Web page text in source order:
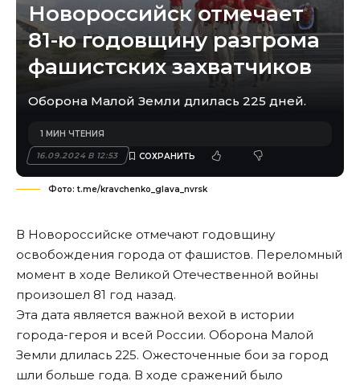
Новороссийск отмечает
81-ю годовщину разгрома
фашистских захватчиков
Оборона Малой Земли длилась 225 дней.
16.09.2024 В 12:53
1 МИН ЧТЕНИЯ
Фото: t.me/kravchenko_glava_nvrsk
В Новороссийске отмечают годовщину
освобождения города от фашистов. Переломный
момент в ходе Великой Отечественной войны
произошел 81 год назад.
Эта дата является важной вехой в истории
города-героя и всей России. Оборона Малой
Земли длилась 225. Ожесточенные бои за город
шли больше года. В ходе сражений было